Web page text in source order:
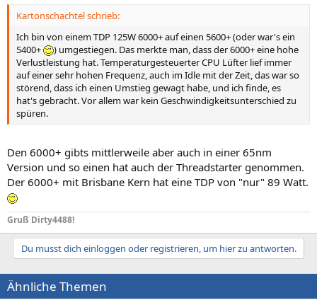
Kartonschachtel schrieb:
Ich bin von einem TDP 125W 6000+ auf einen 5600+ (oder war's ein
5400+
) umgestiegen. Das merkte man, dass der 6000+ eine hohe
Verlustleistung hat. Temperaturgesteuerter CPU Lüfter lief immer
auf einer sehr hohen Frequenz, auch im Idle mit der Zeit, das war so
störend, dass ich einen Umstieg gewagt habe, und ich finde, es
hat's gebracht. Vor allem war kein Geschwindigkeitsunterschied zu
spüren.
Den 6000+ gibts mittlerweile aber auch in einer 65nm
Version und so einen hat auch der Threadstarter genommen.
Der 6000+ mit Brisbane Kern hat eine TDP von "nur" 89 Watt.
Gruß Dirty4488!
Du musst dich einloggen oder registrieren, um hier zu antworten.
Ähnliche Themen